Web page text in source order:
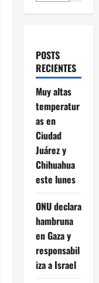
POSTS
RECIENTES
Muy altas
temperatur
as en
Ciudad
Juárez y
Chihuahua
este lunes
ONU declara
hambruna
en Gaza y
responsabil
iza a Israel